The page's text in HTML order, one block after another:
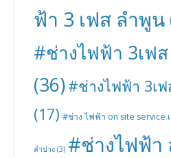
ฟ้า 3 เฟส ลำพูน
#ช่างไฟฟ้า 3เฟส
(36)#ช่างไฟฟ้า 3เฟ
(17) #ช่าง ไฟฟ้า on site service
ลำปาง (3) #ช่างไฟฟ้า